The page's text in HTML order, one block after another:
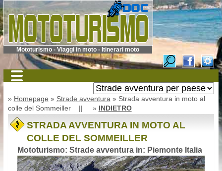
Mototurismo - Viaggi in moto - Itinerari moto
» Homepage » Strade avventura » Strada avventura in moto al
colle del Sommeiller || » INDIETRO
STRADA AVVENTURA IN MOTO AL
COLLE DEL SOMMEILLER
Mototurismo: Strade avventura in: Piemonte Italia